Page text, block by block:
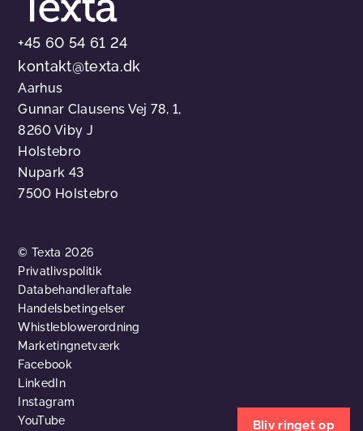
+45 60 54 61 24
kontakt@texta.dk
Aarhus
Gunnar Clausens Vej 78, 1,
8260 Viby J
Holstebro
Nupark 43
7500 Holstebro
© Texta 2026
Privatlivspolitik
Databehandleraftale
Handelsbetingelser
Whistleblowerordning
Marketingnetværk
Facebook
LinkedIn
Instagram
YouTube
Bliv ringet op